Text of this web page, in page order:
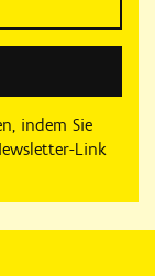
indem Sie
Link